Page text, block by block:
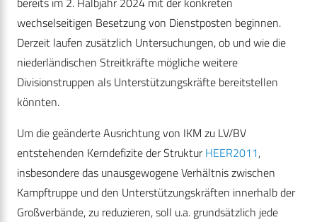
wechselseitigen Besetzung von Dienstposten beginnen.
Derzeit laufen zusätzlich Untersuchungen, ob und wie die
niederländischen Streitkräfte mögliche weitere
Divisionstruppen als Unterstützungskräfte bereitstellen
könnten.
Um die geänderte Ausrichtung von IKM zu LV/BV
entstehenden Kerndefizite der StrukturHEER2011,
insbesondere das unausgewogene Verhältnis zwischen
Kampftruppe und den Unterstützungskräften innerhalb der
Großverbände, zu reduzieren, soll u.a. grundsätzlich jede